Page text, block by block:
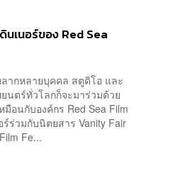
นเนอร์ของ Red Sea
ลากหลายบุคคล สตูดิโอ และ
นตร์ทั่วโลกก็จะมาร่วมด้วย
อนกับองค์กร Red Sea Film
ร่วมกับนิตยสาร Vanity Fair
Fe...